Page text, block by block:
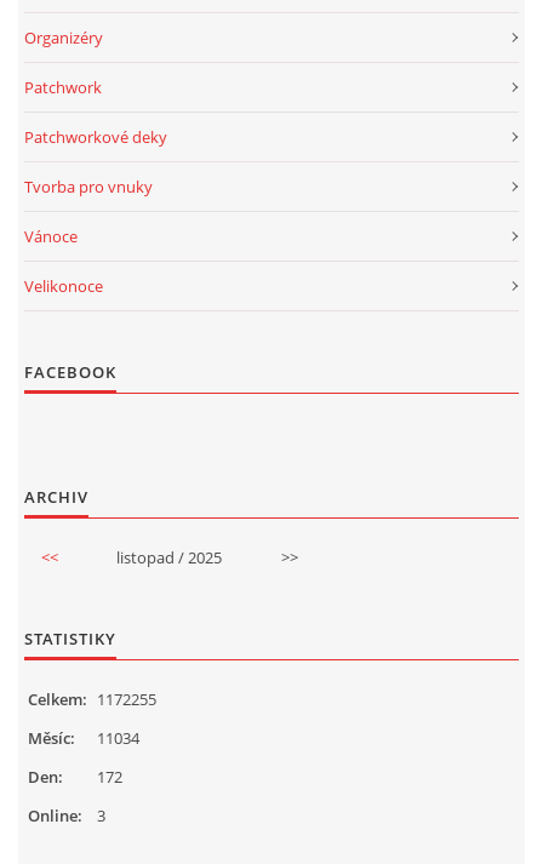
Organizéry
Patchwork
Patchworkové deky
Tvorba pro vnuky
Vánoce
Velikonoce
FACEBOOK
ARCHIV
<< listopad / 2025 >>
STATISTIKY
Online: 3
Celkem: 1172255
Měsíc:
11034
Den:
172